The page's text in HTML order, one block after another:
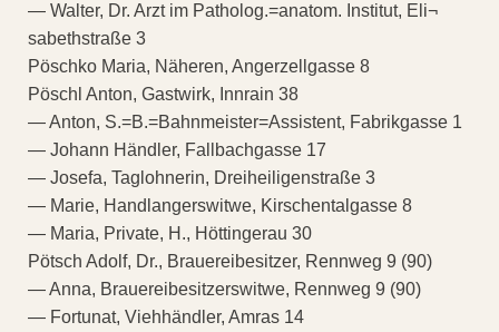
— Walter, Dr. Arzt im Patholog.=anatom. Institut, Eli¬
sabethstraße 3
Pöschko Maria, Näheren, Angerzellgasse 8
Pöschl Anton, Gastwirk, Innrain 38
— Anton, S.=B.=Bahnmeister=Assistent, Fabrikgasse 1
— Johann Händler, Fallbachgasse 17
— Josefa, Taglohnerin, Dreiheiligenstraße 3
— Marie, Handlangerswitwe, Kirschentalgasse 8
— Maria, Private, H., Höttingerau 30
Pötsch Adolf, Dr., Brauereibesitzer, Rennweg 9 (90)
— Anna, Brauereibesitzerswitwe, Rennweg 9 (90)
— Fortunat, Viehhändler, Amras 14